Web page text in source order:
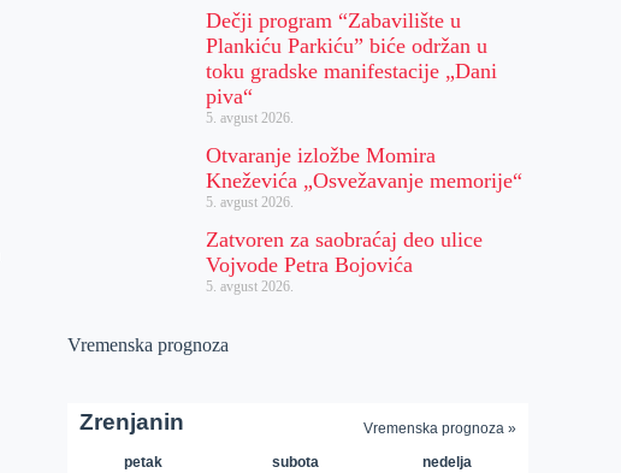
Dečji program “Zabavilište u
Plankiću Parkiću” biće održan u
toku gradske manifestacije „Dani
piva“
5. avgust 2026.
Otvaranje izložbe Momira
Kneževića „Osvežavanje memorije“
5. avgust 2026.
Zatvoren za saobraćaj deo ulice
Vojvode Petra Bojovića
5. avgust 2026.
Vremenska prognoza